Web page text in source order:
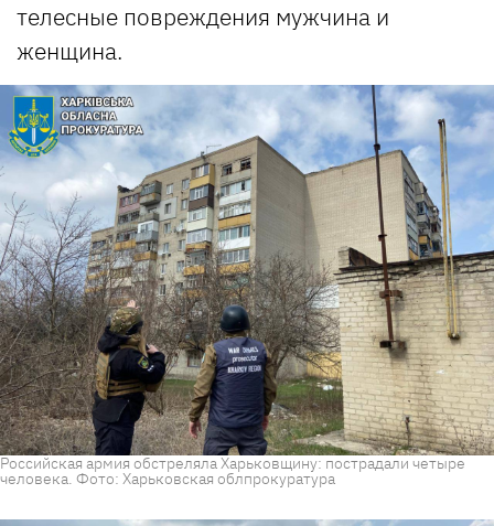
телесные повреждения мужчина и
женщина.
Российская армия обстреляла Харьковщину: пострадали четыре
человека. Фото: Харьковская облпрокуратура